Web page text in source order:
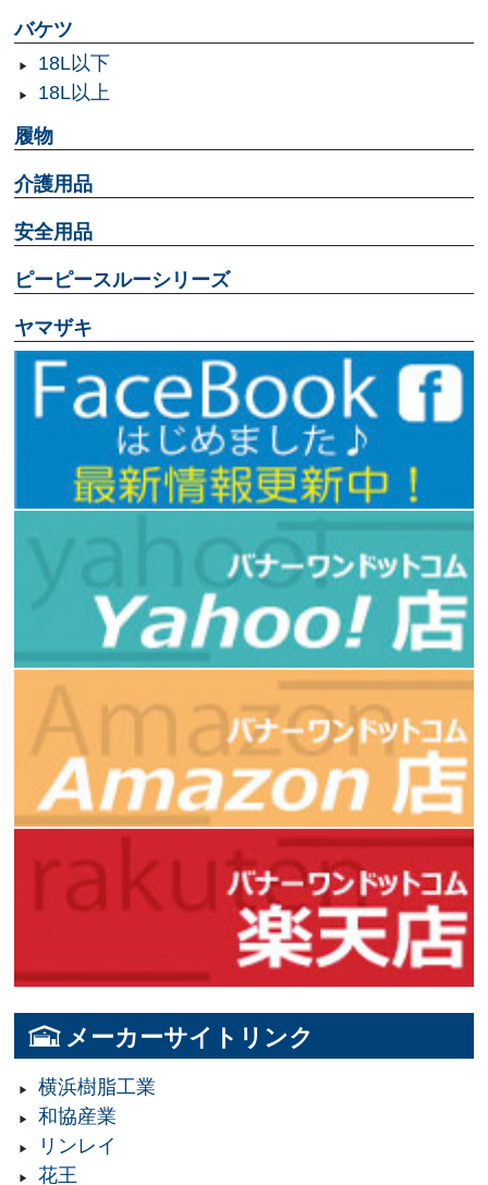
バケツ
18L以下
18L以上
履物
介護用品
安全用品
ピーピースルーシリーズ
ヤマザキ
メーカーサイトリンク
横浜樹脂工業
和協産業
リンレイ
花王